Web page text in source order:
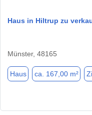
Haus in Hiltrup zu
Münster, 48165
Haus ca. 167,00 m²